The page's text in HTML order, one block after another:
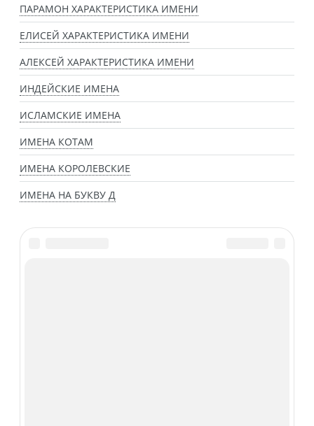
ПАРАМОН ХАРАКТЕРИСТИКА ИМЕНИ
ЕЛИСЕЙ ХАРАКТЕРИСТИКА ИМЕНИ
АЛЕКСЕЙ ХАРАКТЕРИСТИКА ИМЕНИ
ИНДЕЙСКИЕ ИМЕНА
ИСЛАМСКИЕ ИМЕНА
ИМЕНА КОТАМ
ИМЕНА КОРОЛЕВСКИЕ
ИМЕНА НА БУКВУ Д